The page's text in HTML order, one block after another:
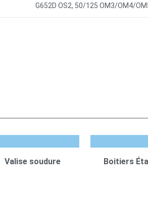
G652D OS2, 50/125 OM3/OM4/
Valise soudure Boitiers